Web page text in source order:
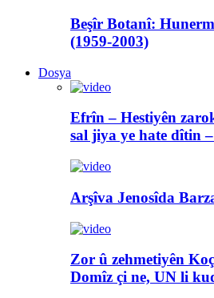
Beşîr Botanî:
(1959-2003)
Dosya
Efrîn – Hestiyên
sal jiya ye hate dîtin
Arşîva Jenosîda
Zor û zehmetiyên
Domîz çi ne, UN li